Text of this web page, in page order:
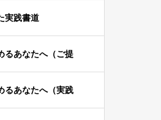
実践書道
るあなたへ（ご提
るあなたへ（実践